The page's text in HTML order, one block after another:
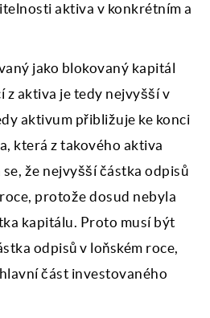
aktiva v konkrétním a
jako blokovaný kapitál
z aktiva je tedy nejvyšší v
aktivum přibližuje ke konci
která z takového aktiva
že nejvyšší částka odpisů
protože dosud nebyla
kapitálu. Proto musí být
odpisů v loňském roce,
část investovaného